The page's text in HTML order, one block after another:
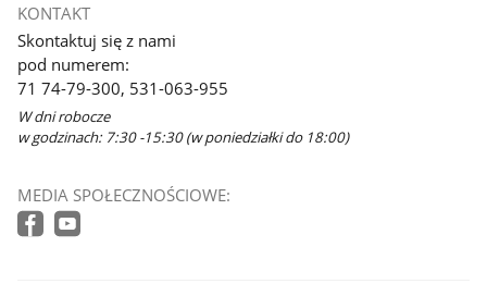
KONTAKT
Skontaktuj się z nami
pod numerem:
71 74-79-300, 531-063-955
W dni robocze
w godzinach: 7:30 -15:30 (w poniedziałki do 18:00)
MEDIA SPOŁECZNOŚCIOWE: